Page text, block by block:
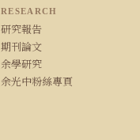
RESEARCH
研究報告
期刊論文
余學研究
余光中粉絲專頁